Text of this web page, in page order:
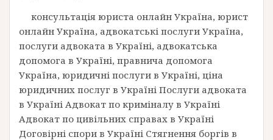
консультація юриста онлайн Україна, юрист
онлайн Україна, адвокатські послуги Україна,
послуги адвоката в Україні, адвокатська
допомога в Україні, правнича допомога
Україна, юридичні послуги в Україні, ціна
юридичних послуг в Україні Послуги адвоката
в Україні Адвокат по криміналу в Україні
Адвокат по цивільних справах в Україні
Договірні спори в Україні Стягнення боргів в